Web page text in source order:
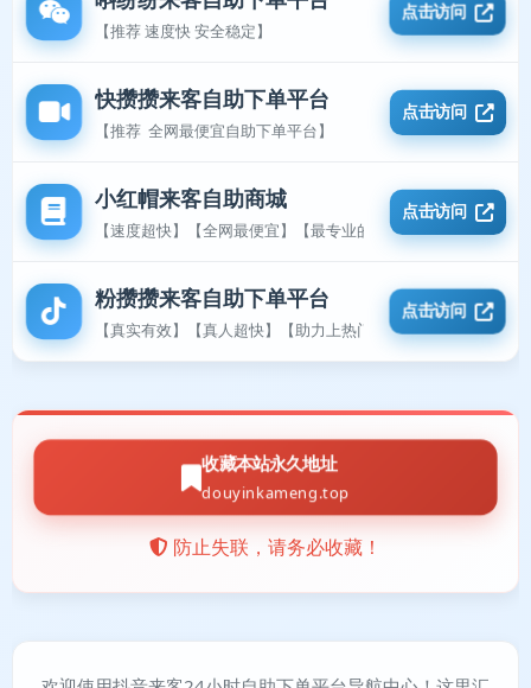
【推荐 速度快 安全稳定】
点击访问
快攒攒来客自助下单平台
【推荐 全网最便宜自助下单平台】
点击访问
小红帽来客自助商城
【速度超快】【全网最便宜】【最专业的平台】
点击访问
粉攒攒来客自助下单平台
【真实有效】【真人超快】【助力上热门】
点击访问
收藏本站永久地址
douyinkameng.top
防止失联，请务必收藏！